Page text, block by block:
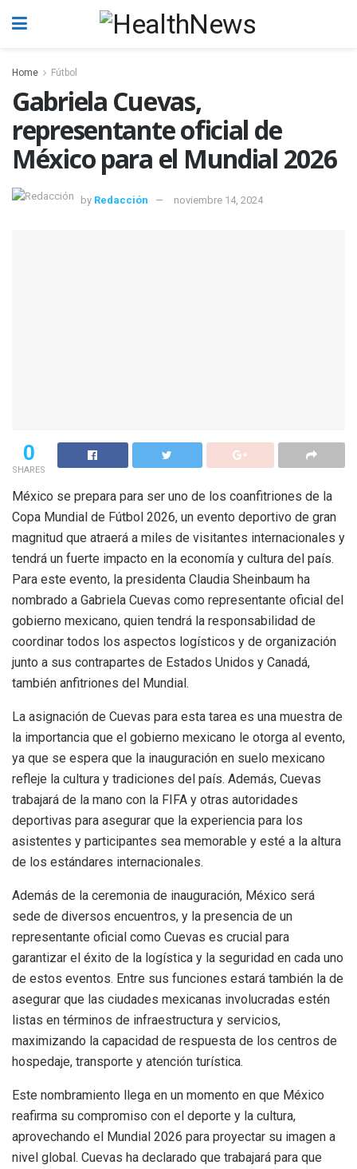
Home Fútbol
Gabriela Cuevas,
representante oficial de
México para el Mundial 2026
by Redacción noviembre 14, 2024
0
SHARES
México se prepara para ser uno de los coanfitriones de la
Copa Mundial de Fútbol 2026, un evento deportivo de gran
magnitud que atraerá a miles de visitantes internacionales y
tendrá un fuerte impacto en la economía y cultura del país.
Para este evento, la presidenta Claudia Sheinbaum ha
nombrado a Gabriela Cuevas como representante oficial del
gobierno mexicano, quien tendrá la responsabilidad de
coordinar todos los aspectos logísticos y de organización
junto a sus contrapartes de Estados Unidos y Canadá,
también anfitriones del Mundial.
La asignación de Cuevas para esta tarea es una muestra de
la importancia que el gobierno mexicano le otorga al evento,
ya que se espera que la inauguración en suelo mexicano
refleje la cultura y tradiciones del país. Además, Cuevas
trabajará de la mano con la FIFA y otras autoridades
deportivas para asegurar que la experiencia para los
asistentes y participantes sea memorable y esté a la altura
de los estándares internacionales.
Además de la ceremonia de inauguración, México será
sede de diversos encuentros, y la presencia de un
representante oficial como Cuevas es crucial para
garantizar el éxito de la logística y la seguridad en cada uno
de estos eventos. Entre sus funciones estará también la de
asegurar que las ciudades mexicanas involucradas estén
listas en términos de infraestructura y servicios,
maximizando la capacidad de respuesta de los centros de
hospedaje, transporte y atención turística.
Este nombramiento llega en un momento en que México
reafirma su compromiso con el deporte y la cultura,
aprovechando el Mundial 2026 para proyectar su imagen a
nivel global. Cuevas ha declarado que trabajará para que